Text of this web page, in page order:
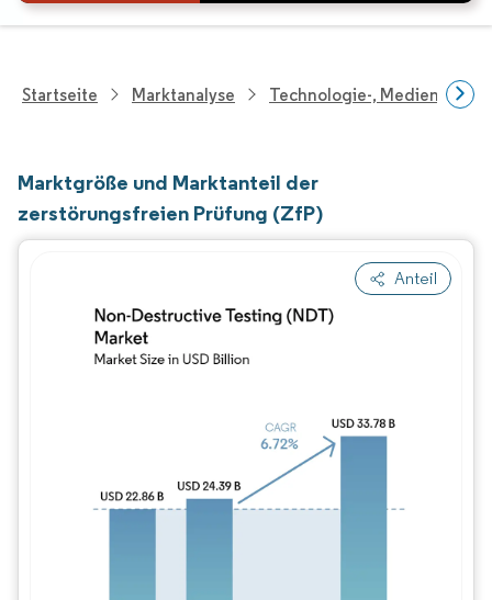
Startseite Marktanalyse Technologie-, Medien- Und
Marktgröße und Marktanteil der
zerstörungsfreien Prüfung (ZfP)
Anteil